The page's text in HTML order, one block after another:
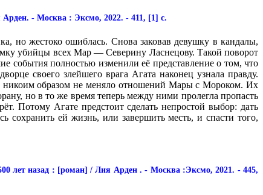
- Москва : Эксмо, 2022. - 411, [1] с.
но жестоко ошиблась. Снова заковав девушку в кандалы,
убийцы всех Мар — Северину Ласнецову. Такой поворот
события полностью изменили её представление о том, что
своего злейшего врага Агата наконец узнала правду.
никоим образом не меняло отношений Мары с Мороком. Их
но в то же время теперь между ними пролегла пропасть
Потому Агате предстоит сделать непростой выбор: дать
сохранить ей жизнь, или завершить месть, и спасти того,
лет назад : [роман] / Лия Арден . - Москва :Эксмо, 2021. - 445,